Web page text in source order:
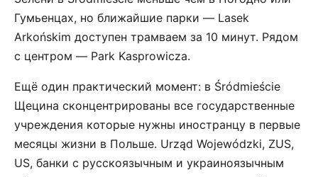
Гумьенцах, но ближайшие парки — Lasek
Arkońskim доступен трамваем за 10 минут. Рядом
с центром — Park Kasprowicza.
Ещё один практический момент: в Śródmieście
Щецина сконцентрированы все государственные
учреждения которые нужны иностранцу в первые
месяцы жизни в Польше. Urząd Wojewódzki, ZUS,
US, банки с русскоязычным и украиноязычным